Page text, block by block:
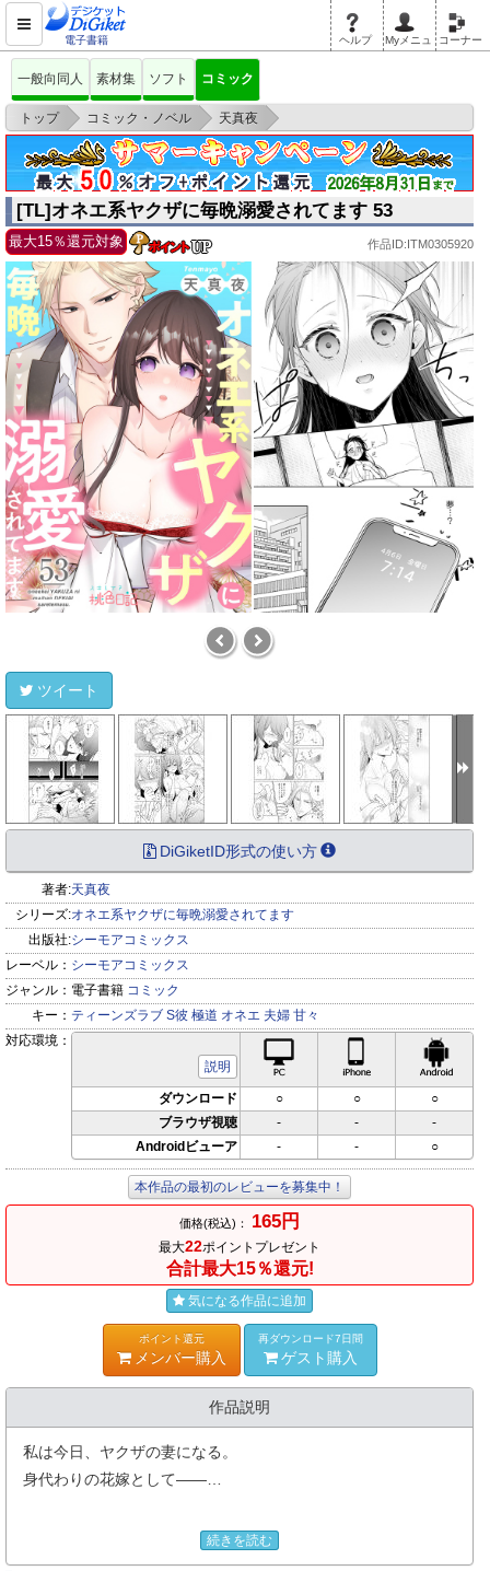
電子書籍 ヘルプ Myメニュ コーナー
一般向同人 素材集 ソフト コミック
トップ > コミック・ノベル > 天真夜
>
[TL]オネエ系ヤクザに毎晩溺愛されてます 53
[TL]オネエ系ヤクザに毎晩溺愛されてます 53
最大15％還元対象 作品ID:ITM0305920
ツイート
DiGiketID形式の使い方
著者:天真夜
シリーズ:オネエ系ヤクザに毎晩溺愛されてます
出版社:シーモアコミックス
レーベル： シーモアコミックス
ジャンル： 電子書籍 コミック
キー： ティーンズラブ S彼 極道 オネエ 夫婦 甘々
対応環境：
説明
iPhone対応
ダウンロード ○ ○
○
ブラウザ視聴
- -
-
Androidビューア
- - ○
本作品の最初のレビューを募集中！
価格(税込)： 165円
最大22ポイントプレゼント
合計最大15％還元!
気になる作品に追加
ポイント還元
メンバー購入
再ダウンロード7日間
ゲスト購入
作品説明
私は今日、ヤクザの妻になる。
身代わりの花嫁として――…
両親の借金が膨れ上がり、担保として東堂組に引き取られて約
10年……いまだ返しきれない借金と、雑用として酷使される
続きを読む